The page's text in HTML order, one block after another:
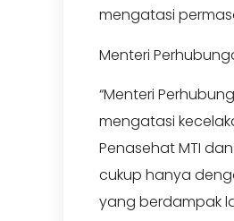
mengatasi
Menteri
“Menteri
mengatasi
Penasehat MTI
cukup hanya
yang berdampak